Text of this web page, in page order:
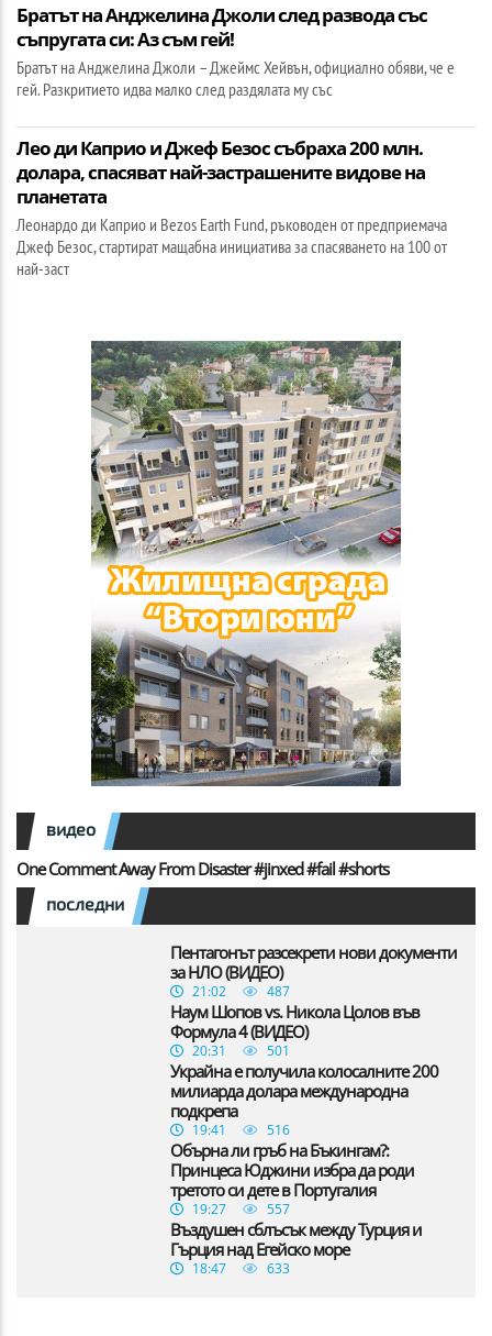
Братът на Анджелина Джоли след развода със
съпругата си: Аз съм гей!
Братът на Анджелина Джоли – Джеймс Хейвън, официално обяви, че е
гей. Разкритието идва малко след раздялата му със
Лео ди Каприо и Джеф Безос събраха 200 млн.
долара, спасяват най-застрашените видове на
планетата
Леонардо ди Каприо и Bezos Earth Fund, ръководен от предприемача
Джеф Безос, стартират мащабна инициатива за спасяването на 100 от
най-заст
видео
One Comment Away From Disaster #jinxed #fail #shorts
последни
Пентагонът разсекрети нови документи
за НЛО (ВИДЕО)
21:02 487
Наум Шопов vs. Никола Цолов във
Формула 4 (ВИДЕО)
20:31 501
Украйна е получила колосалните 200
милиарда долара международна
подкрепа
19:41 516
Обърна ли гръб на Бъкингам?:
Принцеса Юджини избра да роди
третото си дете в Португалия
19:27 557
Въздушен сблъсък между Турция и
Гърция над Егейско море
18:47 633